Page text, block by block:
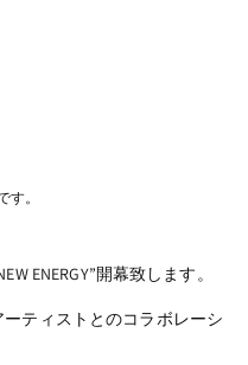
。
ENERGY”開幕致します。
ティストとのコラボレーシ